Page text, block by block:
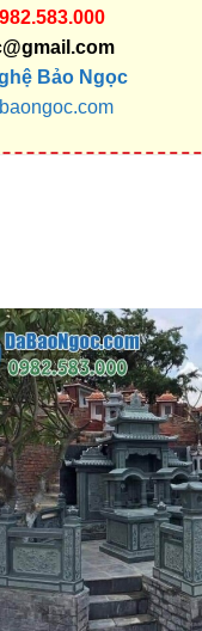
Bảo Ngọc